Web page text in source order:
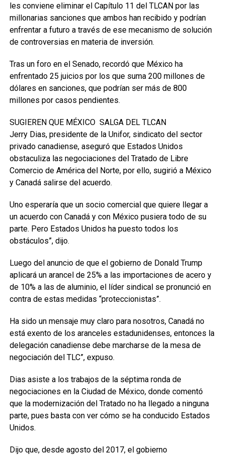
les conviene eliminar el Capítulo 11 del TLCAN por las
millonarias sanciones que ambos han recibido y podrían
enfrentar a futuro a través de ese mecanismo de solución
de controversias en materia de inversión.
Tras un foro en el Senado, recordó que México ha
enfrentado 25 juicios por los que suma 200 millones de
dólares en sanciones, que podrían ser más de 800
millones por casos pendientes.
SUGIEREN QUE MÉXICO SALGA DEL TLCAN
Jerry Dias, presidente de la Unifor, sindicato del sector
privado canadiense, aseguró que Estados Unidos
obstaculiza las negociaciones del Tratado de Libre
Comercio de América del Norte, por ello, sugirió a México
y Canadá salirse del acuerdo.
Uno esperaría que un socio comercial que quiere llegar a
un acuerdo con Canadá y con México pusiera todo de su
parte. Pero Estados Unidos ha puesto todos los
obstáculos”, dijo.
Luego del anuncio de que el gobierno de Donald Trump
aplicará un arancel de 25% a las importaciones de acero y
de 10% a las de aluminio, el líder sindical se pronunció en
contra de estas medidas “proteccionistas”.
Ha sido un mensaje muy claro para nosotros, Canadá no
está exento de los aranceles estadunidenses, entonces la
delegación canadiense debe marcharse de la mesa de
negociación del TLC”, expuso.
Dias asiste a los trabajos de la séptima ronda de
negociaciones en la Ciudad de México, donde comentó
que la modernización del Tratado no ha llegado a ninguna
parte, pues basta con ver cómo se ha conducido Estados
Unidos.
Dijo que, desde agosto del 2017, el gobierno